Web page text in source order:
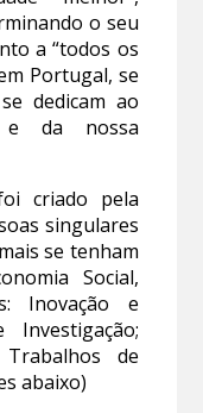
o seu
a “todos os
Portugal, se
dedicam ao
e da nossa
criado pela
singulares
se tenham
Social,
Inovação e
Investigação;
Trabalhos de
abaixo)